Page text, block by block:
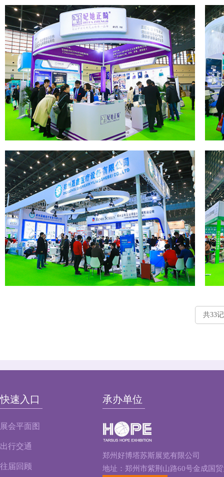
妃她正畸
共33
快速入口
展会平面图
出行交通
往届回顾
承办单位
郑州好博塔苏斯展览有限公司
地址：郑州市紫荆山路60号金成国